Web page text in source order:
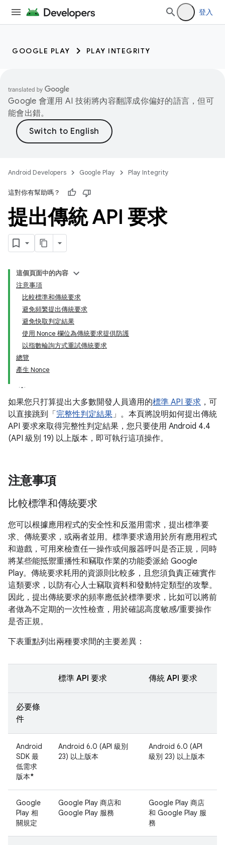
登入
GOOGLE PLAY PLAY INTEGRITY
Google 會運用 AI 技術將內容翻譯成你偏好的語言，但可
能會出錯。
Android Developers Google Play Play Integrity
這對你有幫助嗎？
提出傳統 API 要求
這個頁面中的內容
注意事項
比較標準和傳統要求
避免頻繁提出傳統要求
避免快取判定結果
使用 Nonce 欄位為傳統要求提供防護
以指數輪詢方式重試傳統要求
總覽
產生 Nonce
如果您只打算提出大多數開發人員適用的標準 API 要求 ，可
以直接跳到「 完整性判定結果」。本頁將說明如何提出傳統
API 要求來取得完整性判定結果，您只要使用 Android 4.4
(API 級別 19) 以上版本，即可執行這項操作。
注意事項
比較標準和傳統要求
您可以根據應用程式的安全性和反濫用需求，提出標準要
求、傳統要求，或兩者並用。標準要求適用於所有應用程式
和遊戲，可用來檢查任一操作或伺服器呼叫是否正規，同時
將某些能抵禦重播性和竊取作業的功能委派給 Google
Play。傳統要求耗用的資源則比較多，且您須負責正確實作
這類要求，以防有心人士竊取資料和發動特定類型的攻擊。
因此，提出傳統要求的頻率應低於標準要求，比如可以將前
者做為不定期的一次性檢查，用於確認高度敏感/重要操作
是否正規。
下表重點列出兩種要求間的主要差異：
標準 API 要求 傳統 API 要求
必要條
件
Android
SDK 最
低需求
版本*
Android 6.0 (API 級別
23) 以上版本
Android 6.0 (API
級別 23) 以上版本
Google
Play 相
關規定
Google Play 商店和
Google Play 服務
Google Play 商店
和 Google Play 服
務